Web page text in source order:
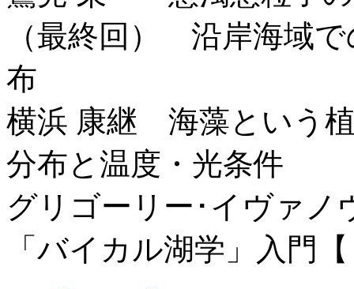
（最終回） 沿岸海域
布
横浜 康継 海藻という
分布と温度・光条件
グリゴーリー･イヴァ
「バイカル湖学」入門